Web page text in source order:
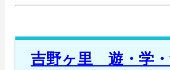
吉野ヶ里 遊・